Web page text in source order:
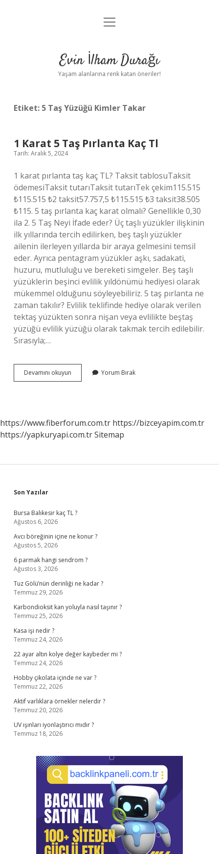
Anasayfa
Yasal Uyarı
menüyü
Evin İlham Durağı
Yaşam alanlarına renk katan öneriler!
Etiket: 5 Taş Yüzüğü Kimler Takar
1 Karat 5 Taş Pırlanta Kaç Tl
Tarih: Aralık 5, 2024
1 karat pırlanta taş kaç TL? Taksit tablosuTaksit
ödemesiTaksit tutarıTaksit tutarıTek çekim115.515
₺115.515 ₺2 taksit57.757,5 ₺115.515 ₺3 taksit38.505
₺115. 5 taş pırlanta kaç karat olmalı? Genellikle 0,30
ila 2. 5 Taş Neyi İfade eder? Üç taşlı yüzükler ilişkinin
ilk yıllarında tercih edilirken, beş taşlı yüzükler
ailenin ilerleyen yıllarda bir araya gelmesini temsil
eder. Ayrıca pentagram yüzükler aşkı, sadakati,
huzuru, mutluluğu ve bereketi simgeler. Beş taşlı
yüzüklerin beşinci evlilik yıldönümü hediyesi olarak
mükemmel olduğunu söyleyebiliriz. 5 taş pırlanta ne
zaman takılır? Evlilik teklifinde hediye olarak verilen
tektaş yüzükten sonra nişan veya evlilikte beştaş
yüzüğü evlilik yüzüğü olarak takmak tercih edilebilir.
Sırasıyla;…
Devamını okuyun
Karat
Tl
Yorum Bırak
https://www.fiberforum.com.tr https://bizceyapim.com.tr
https://yapkuryapi.com.trSitemap
Sidebar
Son Yazılar
Bursa Balıkesir kaç TL ?
Ağustos 6, 2026
Avcı böreğinin içine ne konur ?
Ağustos 5, 2026
6 parmak hangi sendrom ?
Ağustos 3, 2026
Tuz Gölü’nün derinliği ne kadar ?
Temmuz 29, 2026
Karbondioksit kan yoluyla nasıl taşınır ?
Temmuz 25, 2026
Kasa işi nedir ?
Temmuz 24, 2026
22 ayar altın kolye değer kaybeder mi ?
Temmuz 24, 2026
Hobby çikolata içinde ne var ?
Temmuz 22, 2026
Aktif varlıklara örnekler nelerdir ?
Temmuz 20, 2026
UV ışınları iyonlaştırıcı mıdır ?
Temmuz 18, 2026